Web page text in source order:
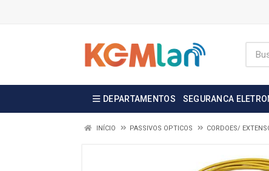
DEPARTAMENTOS SEGURANCA
INÍCIO PASSIVOS OPTICOS CORDOES/